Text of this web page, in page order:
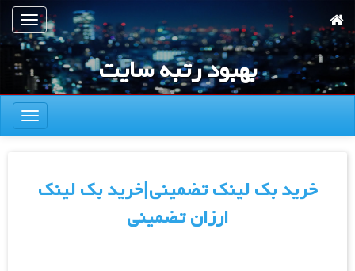
به
محتوای
اصلی
ناوبری
بهبود رتبه سایت
ناوبری
خرید بک لینک تضمینی|خرید بک لینک
ارزان تضمینی